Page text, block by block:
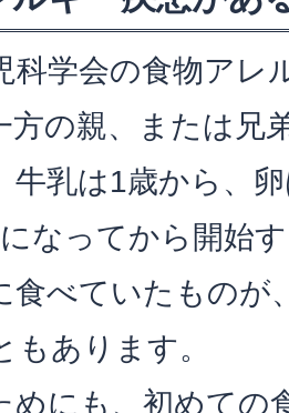
科学会の食物アレ
方の親、または兄
牛乳は1歳から、
なってから開始
食べていたものが
もあります。
めにも、初めての